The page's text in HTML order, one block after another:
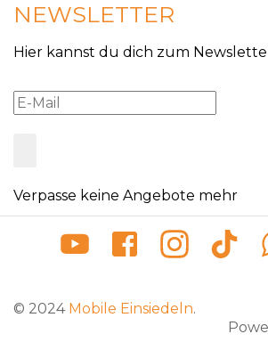
NEWSLETTER
Hier kannst du dich zum
Verpasse keine Angebote mehr
© 2024 Mobile Einsiedeln.